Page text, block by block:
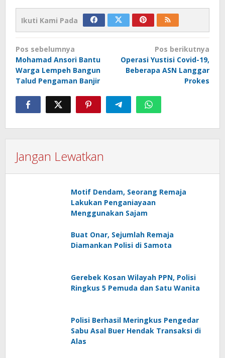
Ikuti Kami Pada
Navigasi
pos
Pos sebelumnya
Mohamad Ansori Bantu
Warga Lempeh Bangun
Talud Pengaman Banjir
Pos berikutnya
Operasi Yustisi Covid-19,
Beberapa ASN Langgar
Prokes
Jangan Lewatkan
Motif Dendam, Seorang Remaja
Lakukan Penganiayaan
Menggunakan Sajam
Buat Onar, Sejumlah Remaja
Diamankan Polisi di Samota
Gerebek Kosan Wilayah PPN, Polisi
Ringkus 5 Pemuda dan Satu Wanita
Polisi Berhasil Meringkus Pengedar
Sabu Asal Buer Hendak Transaksi di
Alas